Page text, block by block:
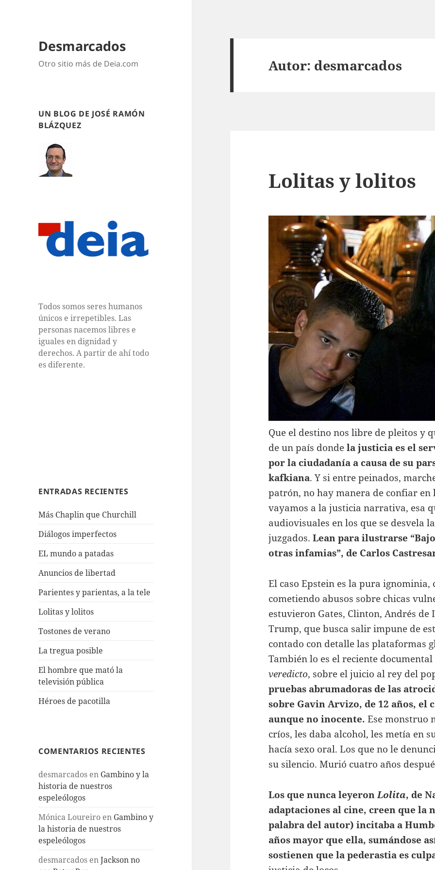
Desmarcados
Otro sitio más de Deia.com
UN BLOG DE JOSÉ RAMÓN
BLÁZQUEZ
Todos somos seres humanos
únicos e irrepetibles. Las
personas nacemos libres e
iguales en dignidad y
derechos. A partir de ahí todo
es diferente.
ENTRADAS RECIENTES
Más Chaplin que Churchill
Diálogos imperfectos
EL mundo a patadas
Anuncios de libertad
Parientes y parientas, a la tele
Lolitas y lolitos
Tostones de verano
La tregua posible
El hombre que mató la
televisión pública
Héroes de pacotilla
COMENTARIOS RECIENTES
desmarcados en Gambino y la
historia de nuestros
espeleólogos
Mónica Loureiro en Gambino y
la historia de nuestros
espeleólogos
desmarcados enJackson no
Autor: desmarcados
Lolitas y lolitos
Que el destino nos libre de pleitos y
de un país dondela justicia es el
por la ciudadanía a causa de su
kafkiana. Y si entre peinados,
patrón, no hay manera de confiar
vayamos a la justicia narrativa, esa
audiovisuales en los que se desvela
juzgados.Lean para ilustrarse
otras infamias”, de Carlos
El caso Epstein es la pura
cometiendo abusos sobre chicas
estuvieron Gates, Clinton, Andrés
Trump, que busca salir impune de
contado con detalle las plataformas
También lo es el reciente
veredicto, sobre el juicio al rey del
pruebas abrumadoras de las
sobre Gavin Arvizo, de 12 años, el
aunque no inocente. Ese monstruo
críos, les daba alcohol, les metía en
hacía sexo oral. Los que no le
su silencio. Murió cuatro años
Los que nunca leyeronLolita, de
adaptaciones al cine, creen que la
palabra del autor) incitaba a
años mayor que ella, sumándose
sostienen que la pederastia es